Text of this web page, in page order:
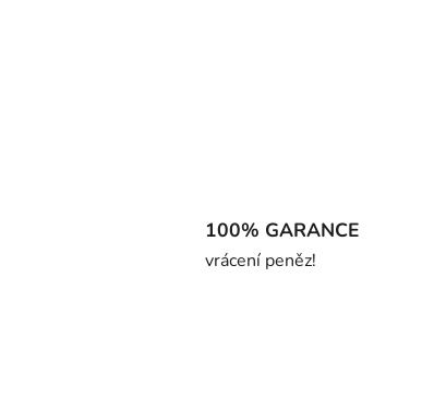
100% GARANCE
vrácení peněz!